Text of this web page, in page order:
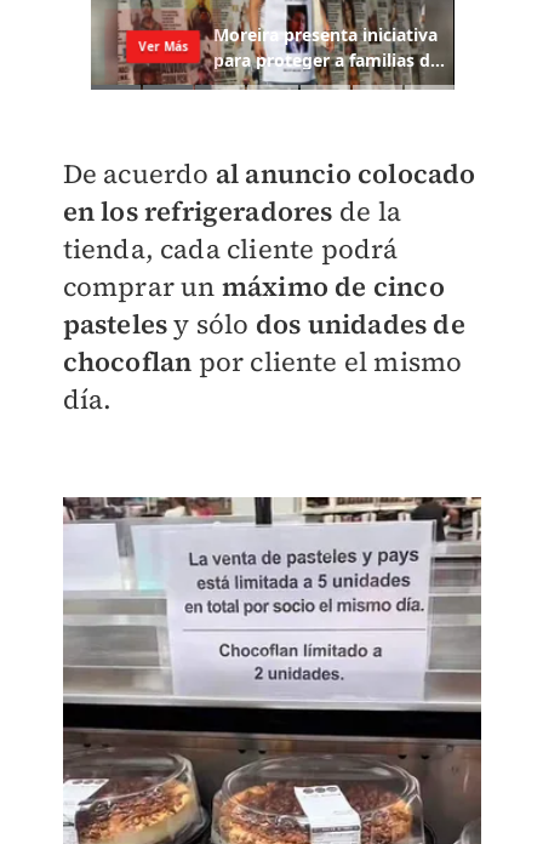
De acuerdo al anuncio colocado
en los refrigeradores de la
tienda, cada cliente podrá
comprar un máximo de cinco
pastelesy sólo dos unidades de
chocoflan por cliente el mismo
día.